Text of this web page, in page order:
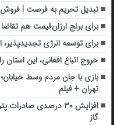
تبدیل تحریم به فرصت |
برای برنج ارزان‌قیمت هم تقاضا
برای توسعه انرژی
خروج اتباع افغانی، این استان
تهران + فیلم
گاز